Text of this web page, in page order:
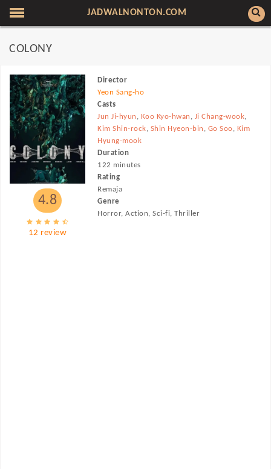
JADWALNONTON.COM
COLONY
4.8
12 review
Director
Yeon Sang-ho
Casts
Jun Ji-hyun , Koo Kyo-hwan , Ji Chang-wook,
Kim Shin-rock, Shin Hyeon-bin , Go Soo, Kim
Hyung-mook
Duration
122 minutes
Rating
Remaja
Genre
Horror, Action, Sci-fi, Thriller